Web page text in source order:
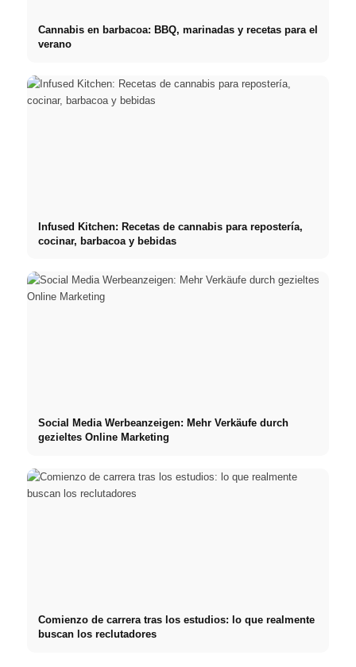
Cannabis en barbacoa: BBQ, marinadas y recetas para el
verano
Infused Kitchen: Recetas de cannabis para repostería,
cocinar, barbacoa y bebidas
Social Media Werbeanzeigen: Mehr Verkäufe durch
gezieltes Online Marketing
Comienzo de carrera tras los estudios: lo que realmente
buscan los reclutadores